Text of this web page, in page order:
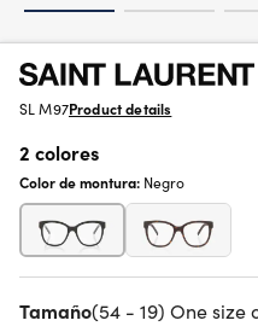
SL M97Product details
2 colores
Color de montura: Negro
Tamaño(54 - 19) One size